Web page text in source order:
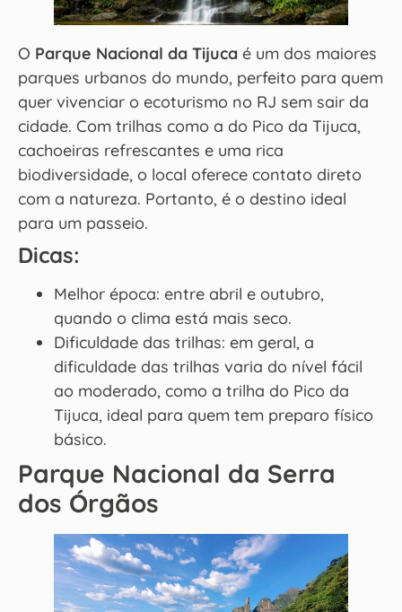
O Parque Nacional da Tijuca é um dos maiores
parques urbanos do mundo, perfeito para quem
quer vivenciar o ecoturismo no RJ sem sair da
cidade. Com trilhas como a do Pico da Tijuca,
cachoeiras refrescantes e uma rica
biodiversidade, o local oferece contato direto
com a natureza. Portanto, é o destino ideal
para um passeio.
Dicas:
Melhor época: entre abril e outubro,
quando o clima está mais seco.
Dificuldade das trilhas: em geral, a
dificuldade das trilhas varia do nível fácil
ao moderado, como a trilha do Pico da
Tijuca, ideal para quem tem preparo físico
básico.
Parque Nacional da Serra
dos Órgãos